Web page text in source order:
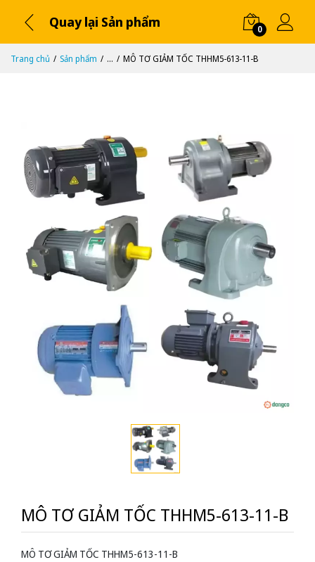
Quay lại Sản phẩm 0
Trang chủ Sản phẩm ... MÔ TƠ GIẢM TỐC THHM5-613-11-B
MÔ TƠ GIẢM TỐC THHM5-613-11-B
MÔ TƠ GIẢM TỐC THHM5-613-11-B